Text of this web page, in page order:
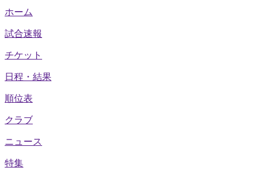
ホーム
試合速報
チケット
日程・結果
順位表
クラブ
ニュース
特集